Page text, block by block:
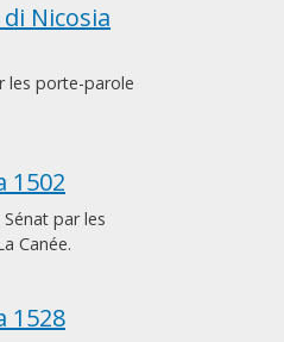
Nicosia
les porte-parole
1502
par les
Canée.
1528